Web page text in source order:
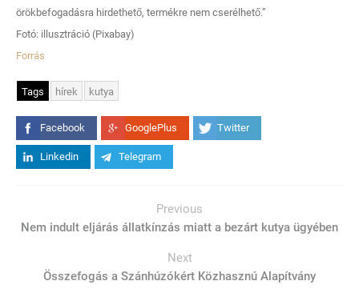
örökbefogadásra hirdethető, termékre nem cserélhető.”
Fotó: illusztráció (Pixabay)
Forrás
Tags hírek kutya
Facebook GooglePlus Twitter
Linkedin Telegram
Previous
Nem indult eljárás állatkínzás miatt a bezárt kutya ügyében
Next
Összefogás a Szánhúzókért Közhasznú Alapítvány